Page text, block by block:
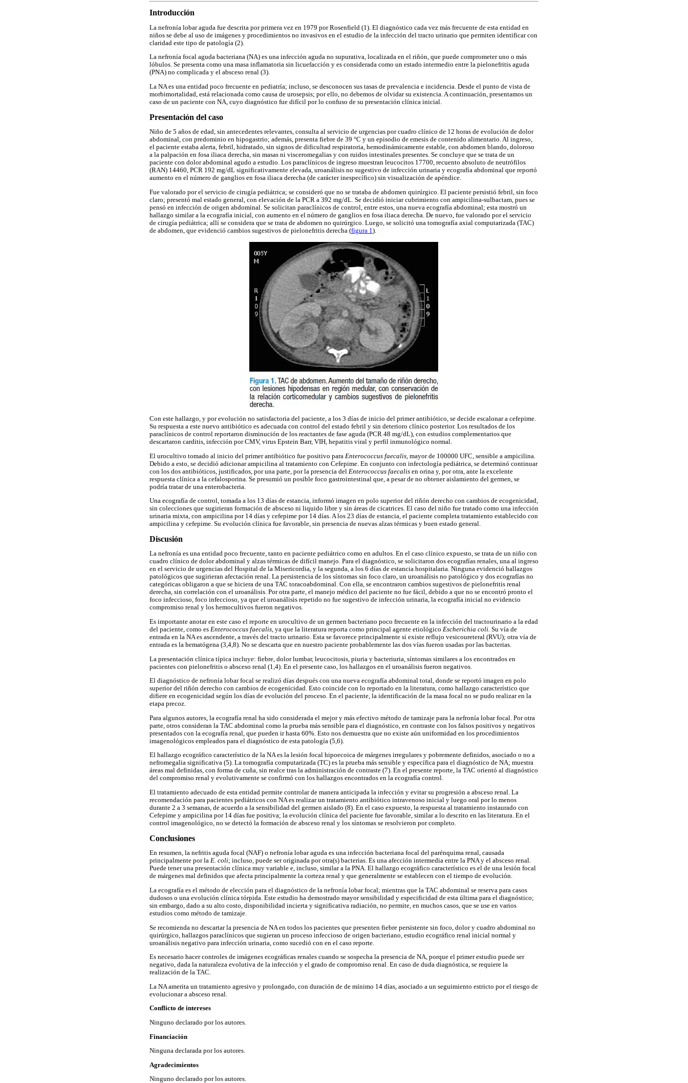
Introducción
La nefronía lobar aguda fue descrita por primera vez en 1979 por Rosenfield (1). El diagnóstico cada vez más frecuente de esta entidad en
niños se debe al uso de imágenes y procedimientos no invasivos en el estudio de la infección del tracto urinario que permiten identificar con
claridad este tipo de patología (2).
La nefronía focal aguda bacteriana (NA) es una infección aguda no supurativa, localizada en el riñón, que puede comprometer uno o más
lóbulos. Se presenta como una masa inflamatoria sin licuefacción y es considerada como un estado intermedio entre la pielonefritis aguda
(PNA) no complicada y el absceso renal (3).
La NA es una entidad poco frecuente en pediatría; incluso, se desconocen sus tasas de prevalencia e incidencia. Desde el punto de vista de
morbimortalidad, está relacionada como causa de urosepsis; por ello, no debemos de olvidar su existencia. A continuación, presentamos un
caso de un paciente con NA, cuyo diagnóstico fue difícil por lo confuso de su presentación clínica inicial.
Presentación del caso
Niño de 5 años de edad, sin antecedentes relevantes, consulta al servicio de urgencias por cuadro clínico de 12 horas de evolución de dolor
abdominal, con predominio en hipogastrio; además, presenta fiebre de 39 °C y un episodio de emesis de contenido alimentario. Al ingreso,
el paciente estaba alerta, febril, hidratado, sin signos de dificultad respiratoria, hemodinámicamente estable, con abdomen blando, doloroso
a la palpación en fosa iliaca derecha, sin masas ni visceromegalias y con ruidos intestinales presentes. Se concluye que se trata de un
paciente con dolor abdominal agudo a estudio. Los paraclínicos de ingreso muestran leucocitos 17700, recuento absoluto de neutrófilos
(RAN) 14460, PCR 192 mg/dL significativamente elevada, uroanálisis no sugestivo de infección urinaria y ecografía abdominal que reportó
aumento en el número de ganglios en fosa iliaca derecha (de carácter inespecífico) sin visualización de apéndice.
Fue valorado por el servicio de cirugía pediátrica; se consideró que no se trataba de abdomen quirúrgico. El paciente persistió febril, sin foco
claro; presentó mal estado general, con elevación de la PCR a 392 mg/dL. Se decidió iniciar cubrimiento con ampicilina-sulbactam, pues se
pensó en infección de origen abdominal. Se solicitan paraclínicos de control, entre estos, una nueva ecografía abdominal; esta mostró un
hallazgo similar a la ecografía inicial, con aumento en el número de ganglios en fosa iliaca derecha. De nuevo, fue valorado por el servicio
de cirugía pediátrica; allí se considera que se trata de abdomen no quirúrgico. Luego, se solicitó una tomografía axial computarizada (TAC)
de abdomen, que evidenció cambios sugestivos de pielonefritis derecha (figura 1 ).
Con este hallazgo, y por evolución no satisfactoria del paciente, a los 3 días de inicio del primer antibiótico, se decide escalonar a cefepime.
Su respuesta a este nuevo antibiótico es adecuada con control del estado febril y sin deterioro clínico posterior. Los resultados de los
paraclínicos de control reportaron disminución de los reactantes de fase aguda (PCR 48 mg/dL), con estudios complementarios que
descartaron carditis, infección por CMV, virus Epstein Barr, VIH, hepatitis viral y perfil inmunológico normal.
El urocultivo tomado al inicio del primer antibiótico fue positivo para Enterococcus faecalis , mayor de 100000 UFC, sensible a ampicilina.
Debido a esto, se decidió adicionar ampicilina al tratamiento con Cefepime. En conjunto con infectología pediátrica, se determinó continuar
con los dos antibióticos, justificados, por una parte, por la presencia del Enterococcus faecalis en orina y, por otra, ante la excelente
respuesta clínica a la cefalosporina. Se presumió un posible foco gastrointestinal que, a pesar de no obtener aislamiento del germen, se
podría tratar de una enterobacteria.
Una ecografía de control, tomada a los 13 días de estancia, informó imagen en polo superior del riñón derecho con cambios de ecogenicidad,
sin colecciones que sugirieran formación de absceso ni liquido libre y sin áreas de cicatrices. El caso del niño fue tratado como una infección
urinaria mixta, con ampicilina por 14 días y cefepime por 14 días. A los 23 días de estancia, el paciente completa tratamiento establecido con
ampicilina y cefepime. Su evolución clínica fue favorable, sin presencia de nuevas alzas térmicas y buen estado general.
Discusión
La nefronía es una entidad poco frecuente, tanto en paciente pediátrico como en adultos. En el caso clínico expuesto, se trata de un niño con
cuadro clínico de dolor abdominal y alzas térmicas de difícil manejo. Para el diagnóstico, se solicitaron dos ecografías renales, una al ingreso
en el servicio de urgencias del Hospital de la Misericordia, y la segunda, a los 6 días de estancia hospitalaria. Ninguna evidenció hallazgos
patológicos que sugirieran afectación renal. La persistencia de los síntomas sin foco claro, un uroanálisis no patológico y dos ecografías no
categóricas obligaron a que se hiciera de una TAC toracoabdominal. Con ella, se encontraron cambios sugestivos de pielonefritis renal
derecha, sin correlación con el uroanálisis. Por otra parte, el manejo médico del paciente no fue fácil, debido a que no se encontró pronto el
foco infeccioso, foco infeccioso, ya que el uroanálisis repetido no fue sugestivo de infección urinaria, la ecografía inicial no evidencio
compromiso renal y los hemocultivos fueron negativos.
Es importante anotar en este caso el reporte en urocultivo de un germen bacteriano poco frecuente en la infección del tractourinario a la edad
del paciente, como es Enterococcus faecalis, ya que la literatura reporta como principal agente etiológico Escherichia coli. Su vía de
entrada en la NA es ascendente, a través del tracto urinario. Esta se favorece principalmente si existe reflujo vesicoureteral (RVU); otra vía de
entrada es la hematógena (3,4,8). No se descarta que en nuestro paciente probablemente las dos vías fueron usadas por las bacterias.
La presentación clínica típica incluye: fiebre, dolor lumbar, leucocitosis, piuria y bacteriuria, síntomas similares a los encontrados en
pacientes con pielonefritis o absceso renal (1,4). En el presente caso, los hallazgos en el uroanálisis fueron negativos.
El diagnóstico de nefronía lobar focal se realizó días después con una nueva ecografía abdominal total, donde se reportó imagen en polo
superior del riñón derecho con cambios de ecogenicidad. Esto coincide con lo reportado en la literatura, como hallazgo característico que
difiere en ecogenicidad según los días de evolución del proceso. En el paciente, la identificación de la masa focal no se pudo realizar en la
etapa precoz.
Para algunos autores, la ecografía renal ha sido considerada el mejor y más efectivo método de tamizaje para la nefronía lobar focal. Por otra
parte, otros consideran la TAC abdominal como la prueba más sensible para el diagnóstico, en contraste con los falsos positivos y negativos
presentados con la ecografía renal, que pueden ir hasta 60%. Esto nos demuestra que no existe aún uniformidad en los procedimientos
imagenológicos empleados para el diagnóstico de esta patología (5,6).
El hallazgo ecográfico característico de la NA es la lesión focal hipoecoica de márgenes irregulares y pobremente definidos, asociado o no a
nefromegalia significativa (5). La tomografía computarizada (TC) es la prueba más sensible y específica para el diagnóstico de NA; muestra
áreas mal definidas, con forma de cuña, sin realce tras la administración de contraste (7). En el presente reporte, la TAC orientó al diagnóstico
del compromiso renal y evolutivamente se confirmó con los hallazgos encontrados en la ecografía control.
El tratamiento adecuado de esta entidad permite controlar de manera anticipada la infección y evitar su progresión a absceso renal. La
recomendación para pacientes pediátricos con NA es realizar un tratamiento antibiótico intravenoso inicial y luego oral por lo menos
durante 2 a 3 semanas, de acuerdo a la sensibilidad del germen aislado (8). En el caso expuesto, la respuesta al tratamiento instaurado con
Cefepime y ampicilina por 14 días fue positiva; la evolución clínica del paciente fue favorable, similar a lo descrito en las literatura. En el
control imagenológico, no se detectó la formación de absceso renal y los síntomas se resolvieron por completo.
Conclusiones
En resumen, la nefritis aguda focal (NAF) o nefronía lobar aguda es una infección bacteriana focal del parénquima renal, causada
principalmente por la E. coli; incluso, puede ser originada por otra(s) bacterias. Es una afección intermedia entre la PNA y el absceso renal.
Puede tener una presentación clínica muy variable e, incluso, similar a la PNA. El hallazgo ecográfico característico es el de una lesión focal
de márgenes mal definidos que afecta principalmente la corteza renal y que generalmente se establecen con el tiempo de evolución.
La ecografía es el método de elección para el diagnóstico de la nefronía lobar focal; mientras que la TAC abdominal se reserva para casos
dudosos o una evolución clínica tórpida. Este estudio ha demostrado mayor sensibilidad y especificidad de esta última para el diagnóstico;
sin embargo, dado a su alto costo, disponibilidad incierta y significativa radiación, no permite, en muchos casos, que se use en varios
estudios como método de tamizaje.
Se recomienda no descartar la presencia de NA en todos los pacientes que presenten fiebre persistente sin foco, dolor y cuadro abdominal no
quirúrgico, hallazgos paraclínicos que sugieran un proceso infeccioso de origen bacteriano, estudio ecográfico renal inicial normal y
uroanálisis negativo para infección urinaria, como sucedió con en el caso reporte.
Es necesario hacer controles de imágenes ecográficas renales cuando se sospecha la presencia de NA, porque el primer estudio puede ser
negativo, dada la naturaleza evolutiva de la infección y el grado de compromiso renal. En caso de duda diagnóstica, se requiere la
realización de la TAC.
La NA amerita un tratamiento agresivo y prolongado, con duración de de mínimo 14 días, asociado a un seguimiento estricto por el riesgo de
evolucionar a absceso renal.
Conflicto de intereses
Ninguno declarado por los autores.
Financiación
Ninguna declarada por los autores.
Agradecimientos
Ninguno declarado por los autores.